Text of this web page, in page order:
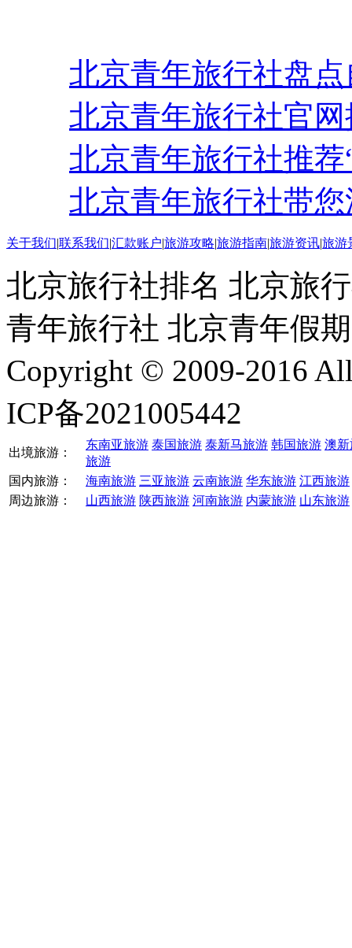
北京青年旅行社盘
北京青年旅行社官
北京青年旅行社推荐
北京青年旅行社带
关于我们|联系我们|汇款账户|旅游攻略|旅游指南|旅游资讯|旅游
北京旅行社排名 北京旅
青年旅行社 北京青年假
Copyright © 2009-2016
ICP备2021005442
出境旅游：
东南亚旅游 泰国旅游 泰新马旅游 韩国旅游 澳
旅游
国内旅游：
海南旅游 三亚旅游 云南旅游 华东旅游 江西旅游
周边旅游：
山西旅游 陕西旅游 河南旅游 内蒙旅游 山东旅游